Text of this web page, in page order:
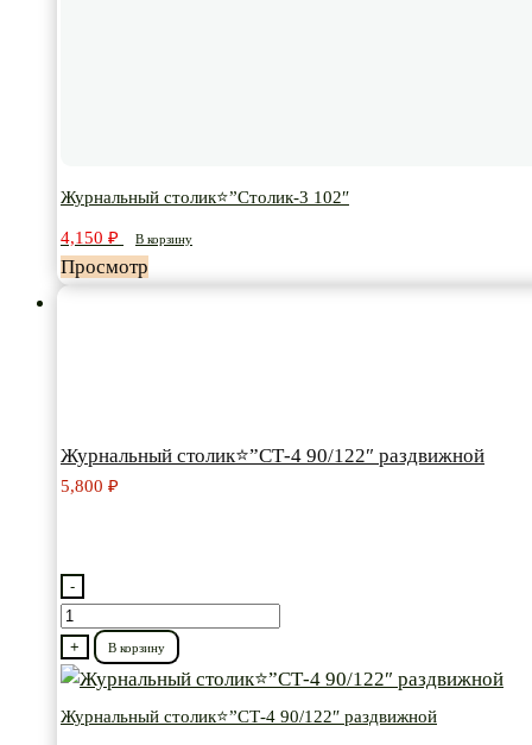
Журнальный столик⭐”Столик-3 102″
4,150 ₽ В корзину
Просмотр
Журнальный столик⭐”СТ-4 90/122″ раздвижной
5,800 ₽
-
Количество
товара
Журнальный
90/122″
+ В корзину
Журнальный столик⭐”СТ-4 90/122″ раздвижной